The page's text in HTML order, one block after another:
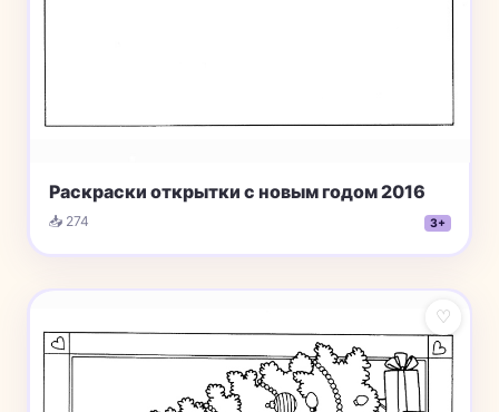
Раскраски открытки с новым годом 2016
📥 274 3+
♡